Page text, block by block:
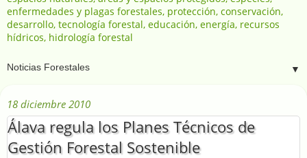
enfermedades y plagas forestales, protección, conservación,
desarrollo, tecnología forestal, educación, energía, recursos
hídricos, hidrología forestal
▼
18 diciembre 2010
Álava regula los Planes Técnicos de
Gestión Forestal Sostenible